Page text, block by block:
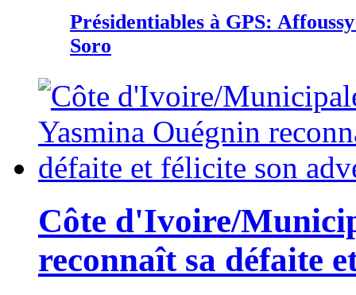
Présidentiables à GPS:
Soro
Côte d'Ivoire/
reconnaît sa défaite